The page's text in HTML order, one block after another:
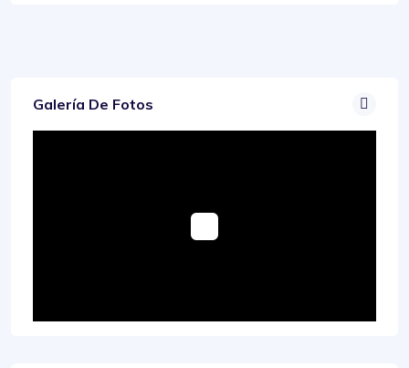
Galería De Fotos